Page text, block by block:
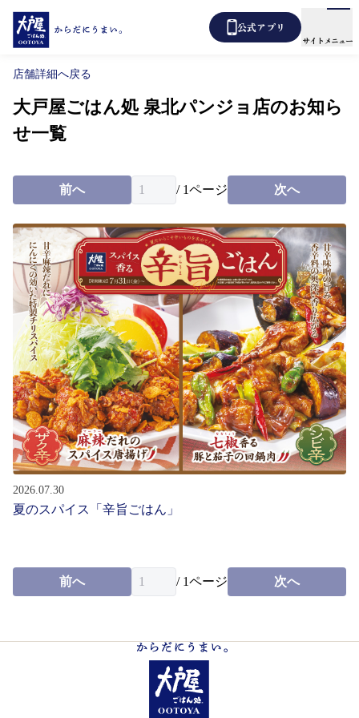
公式アプリ
サイトメニュー
メニュー 店舗検索
新着情報
からだ想い定食
よくあるご質問
各種表示について
お問い合わせ
会社情報
English
パート・アルバイト募集 新卒・中途社員募集
店舗詳細へ戻る
大戸屋ごはん処 泉北パンジョ店のお知ら
せ一覧
前へ / 1ページ 次へ
2026.07.30
夏のスパイス「辛旨ごはん」
前へ / 1ページ 次へ